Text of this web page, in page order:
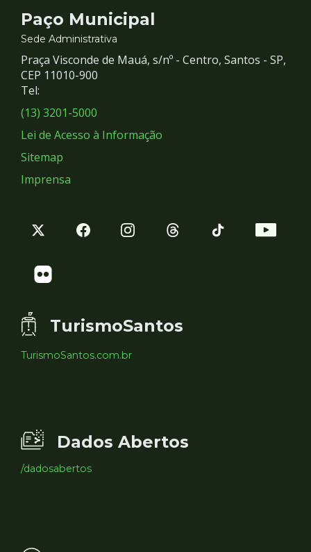
Contato
e
Redes
Sociais
Paço Municipal
Sede Administrativa
Praça Visconde de Mauá, s/nº - Centro, Santos - SP,
CEP 11010-900
Tel:
(13) 3201-5000
Lei de Acesso à Informação
Sitemap
Imprensa
TurismoSantos
TurismoSantos.com.br
Dados Abertos
/dadosabertos